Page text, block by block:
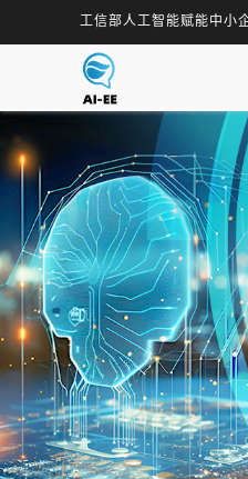
工信部人工智能赋能中小